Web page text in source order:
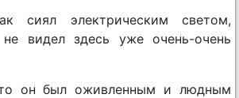
сиял электрическим светом,
не видел здесь уже очень-очень
он был оживленным и людным